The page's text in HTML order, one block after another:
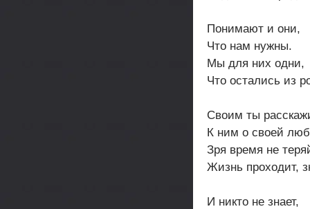
Понимают и они,
Что нам нужны.
Мы для них одни,
Что остались из
Своим ты
К ним о своей
Зря время не
Жизнь проходит,
И никто не знает,